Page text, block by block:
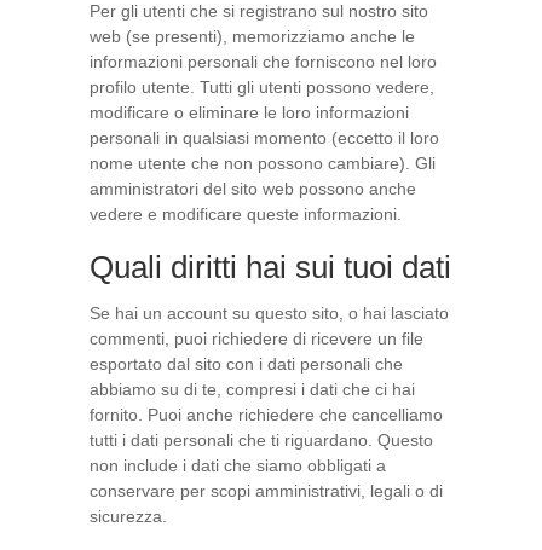
Per gli utenti che si registrano sul nostro sito
web (se presenti), memorizziamo anche le
informazioni personali che forniscono nel loro
profilo utente. Tutti gli utenti possono vedere,
modificare o eliminare le loro informazioni
personali in qualsiasi momento (eccetto il loro
nome utente che non possono cambiare). Gli
amministratori del sito web possono anche
vedere e modificare queste informazioni.
Quali diritti hai sui tuoi dati
Se hai un account su questo sito, o hai lasciato
commenti, puoi richiedere di ricevere un file
esportato dal sito con i dati personali che
abbiamo su di te, compresi i dati che ci hai
fornito. Puoi anche richiedere che cancelliamo
tutti i dati personali che ti riguardano. Questo
non include i dati che siamo obbligati a
conservare per scopi amministrativi, legali o di
sicurezza.